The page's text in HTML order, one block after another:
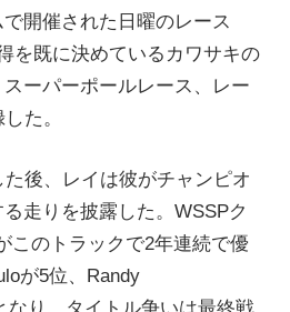
ク
ニ
ュ
ー
開催された日曜のレース
を既に決めているカワサキの
ーパーポールレース、レー
た。
後、レイは彼がチャンピオ
走りを披露した。WSSPク
このトラックで2年連続で優
が5位、Randy